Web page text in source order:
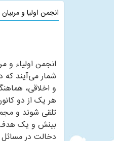
انجمن اولیا و مربیان
انجمن اولیاء و
شمار می‌آیند که
و اخلاقی،
هر یک از دو
تلقی شوند و
بینش و یک هدف
دخالت در